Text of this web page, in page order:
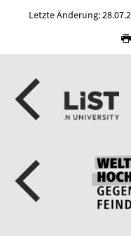
Letzte Änderung: